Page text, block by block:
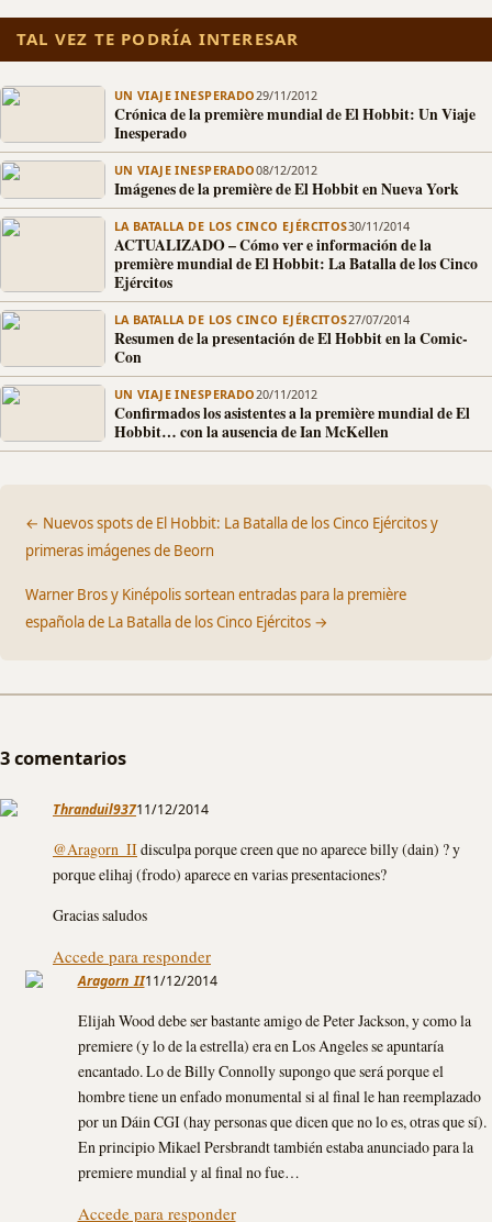
TAL VEZ TE PODRÍA INTERESAR
UN VIAJE INESPERADO29/11/2012
Crónica de la première mundial de El Hobbit: Un Viaje
Inesperado
UN VIAJE INESPERADO08/12/2012
Imágenes de la première de El Hobbit en Nueva York
LA BATALLA DE LOS CINCO EJÉRCITOS30/11/2014
ACTUALIZADO – Cómo ver e información de la
première mundial de El Hobbit: La Batalla de los Cinco
Ejércitos
LA BATALLA DE LOS CINCO EJÉRCITOS27/07/2014
Resumen de la presentación de El Hobbit en la Comic-
Con
UN VIAJE INESPERADO20/11/2012
Confirmados los asistentes a la première mundial de El
Hobbit… con la ausencia de Ian McKellen
← Nuevos spots de El Hobbit: La Batalla de los Cinco Ejércitos y
primeras imágenes de Beorn
Warner Bros y Kinépolis sortean entradas para la première
española de La Batalla de los Cinco Ejércitos →
3 comentarios
Thranduil93711/12/2014
@Aragorn_IIdisculpa porque creen que no aparece billy (dain) ? y
porque elihaj (frodo) aparece en varias presentaciones?
Gracias saludos
Accede para responder
Aragorn_II11/12/2014
Elijah Wood debe ser bastante amigo de Peter Jackson, y como la
premiere (y lo de la estrella) era en Los Angeles se apuntaría
encantado. Lo de Billy Connolly supongo que será porque el
hombre tiene un enfado monumental si al final le han reemplazado
por un Dáin CGI (hay personas que dicen que no lo es, otras que sí).
En principio Mikael Persbrandt también estaba anunciado para la
premiere mundial y al final no fue…
Accede para responder